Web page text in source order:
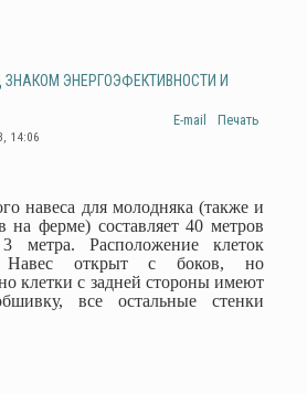
ЭНЕРГОЭФЕКТИВНОСТИ И
Печать
E-mail
14:06
навеса для молодняка (также и
на ферме) составляет 40 метров
метра. Расположение клеток
Навес открыт с боков, но
клетки с задней стороны имеют
все остальные стенки